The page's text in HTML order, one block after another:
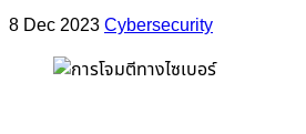
8 Dec 2023Cybersecurity